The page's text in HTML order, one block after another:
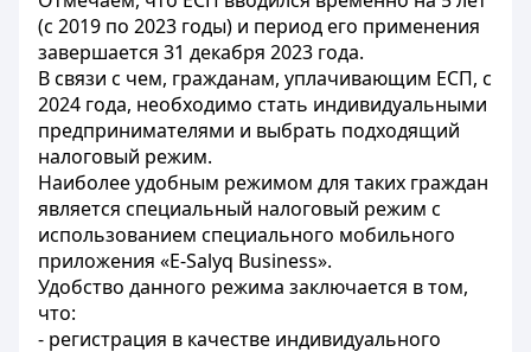
(с 2019 по 2023 годы) и период его применения
завершается 31 декабря 2023 года.
В связи с чем, гражданам, уплачивающим ЕСП, с
2024 года, необходимо стать индивидуальными
предпринимателями и выбрать подходящий
налоговый режим.
Наиболее удобным режимом для таких граждан
является специальный налоговый режим с
использованием специального мобильного
приложения «E-Salyq Business».
Удобство данного режима заключается в том,
что:
- регистрация в качестве индивидуального